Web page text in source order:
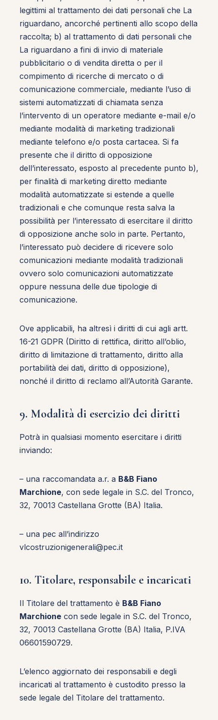
legittimi al trattamento dei dati personali che La
riguardano, ancorché pertinenti allo scopo della
raccolta; b) al trattamento di dati personali che
La riguardano a fini di invio di materiale
pubblicitario o di vendita diretta o per il
compimento di ricerche di mercato o di
comunicazione commerciale, mediante l’uso di
sistemi automatizzati di chiamata senza
l’intervento di un operatore mediante e-mail e/o
mediante modalità di marketing tradizionali
mediante telefono e/o posta cartacea. Si fa
presente che il diritto di opposizione
dell’interessato, esposto al precedente punto b),
per finalità di marketing diretto mediante
modalità automatizzate si estende a quelle
tradizionali e che comunque resta salva la
possibilità per l’interessato di esercitare il diritto
di opposizione anche solo in parte. Pertanto,
l’interessato può decidere di ricevere solo
comunicazioni mediante modalità tradizionali
ovvero solo comunicazioni automatizzate
oppure nessuna delle due tipologie di
comunicazione.
Ove applicabili, ha altresì i diritti di cui agli artt.
16-21 GDPR (Diritto di rettifica, diritto all’oblio,
diritto di limitazione di trattamento, diritto alla
portabilità dei dati, diritto di opposizione),
nonché il diritto di reclamo all’Autorità Garante.
9. Modalità di esercizio dei diritti
Potrà in qualsiasi momento esercitare i diritti
inviando:
– una raccomandata a.r. a B&B Fiano
Marchione, con sede legale in S.C. del Tronco,
32, 70013 Castellana Grotte (BA) Italia.
– una pec all’indirizzo
vlcostruzionigenerali@pec.it
10. Titolare, responsabile e incaricati
Il Titolare del trattamento è B&B Fiano
Marchione con sede legale in S.C. del Tronco,
32, 70013 Castellana Grotte (BA) Italia, P.IVA
06601590729.
L’elenco aggiornato dei responsabili e degli
incaricati al trattamento è custodito presso la
sede legale del Titolare del trattamento.